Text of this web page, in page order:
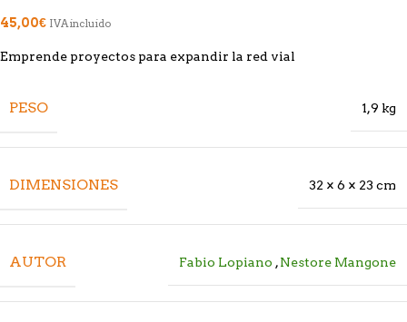
45,00€ IVA incluido
Emprende proyectos para expandir la red vial
PESO 1,9 kg
DIMENSIONES 32 × 6 × 23 cm
AUTOR Fabio Lopiano ,Nestore Mangone